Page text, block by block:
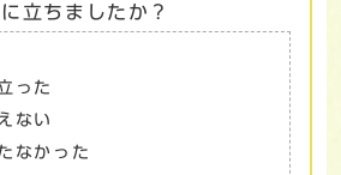
立ちましたか？
った
ない
なかった